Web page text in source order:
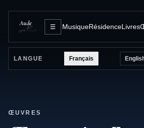
☰ MusiqueRésidenceLivres
LANGUE Français
ŒUVRES